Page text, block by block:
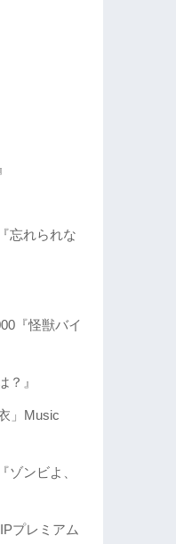
忘れられな
『怪獣バイ
？』
」Music
ゾンビよ、
プレミアム